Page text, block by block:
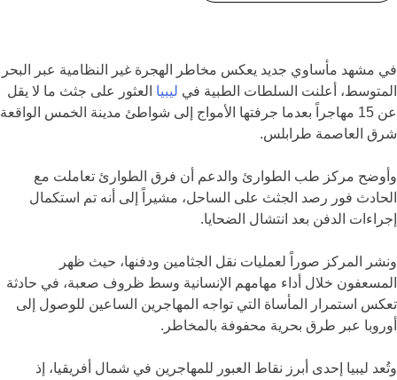
في مشهد مأساوي جديد يعكس مخاطر الهجرة غير النظامية عبر البحر
المتوسط، أعلنت السلطات الطبية في ليبيا العثور على جثث ما لا يقل
عن 15 مهاجراً بعدما جرفتها الأمواج إلى شواطئ مدينة
الخمس الواقعة
شرق العاصمة طرابلس.
وأوضح مركز طب الطوارئ والدعم
أن فرق الطوارئ تعاملت مع
الحادث فور رصد الجثث على الساحل، مشيراً إلى أنه تم استكمال
إجراءات الدفن بعد انتشال الضحايا.
ونشر المركز صوراً لعمليات نقل الجثامين ودفنها، حيث ظهر
المسعفون خلال أداء مهامهم الإنسانية وسط ظروف صعبة، في حادثة
تعكس استمرار المأساة التي تواجه المهاجرين الساعين للوصول إلى
أوروبا عبر طرق بحرية محفوفة بالمخاطر.
وتُعد ليبيا إحدى أبرز نقاط العبور للمهاجرين في شمال أفريقيا، إذ